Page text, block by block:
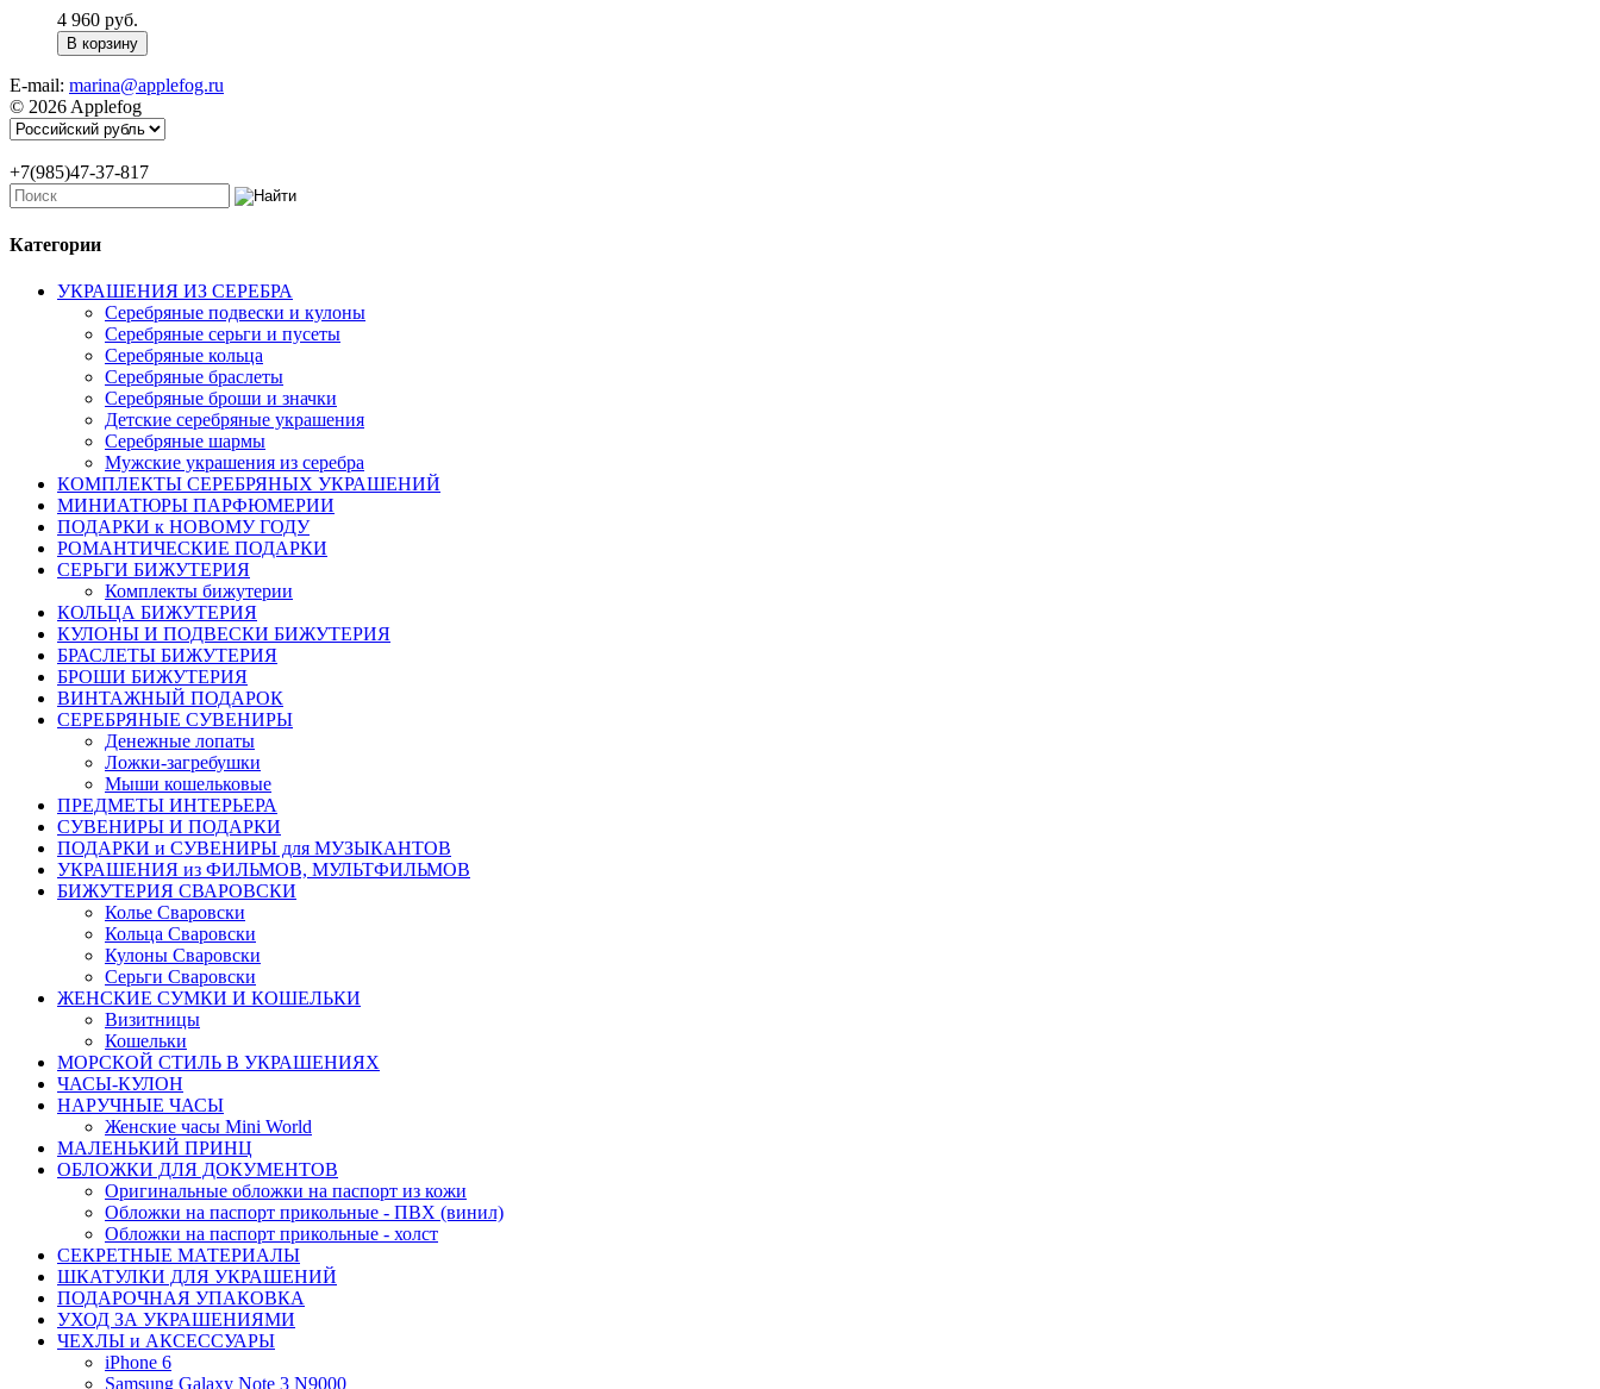
4 960 руб.
E-mail: marina@applefog.ru
© 2026 Applefog
+7(985)47-37-817
Категории
УКРАШЕНИЯ ИЗ СЕРЕБРА
Серебряные подвески и кулоны
Серебряные серьги и пусеты
Серебряные кольца
Серебряные браслеты
Серебряные броши и значки
Детские серебряные украшения
Серебряные шармы
Мужские украшения из серебра
КОМПЛЕКТЫ СЕРЕБРЯНЫХ УКРАШЕНИЙ
МИНИАТЮРЫ ПАРФЮМЕРИИ
ПОДАРКИ к НОВОМУ ГОДУ
РОМАНТИЧЕСКИЕ ПОДАРКИ
СЕРЬГИ БИЖУТЕРИЯ
Комплекты бижутерии
КОЛЬЦА БИЖУТЕРИЯ
КУЛОНЫ И ПОДВЕСКИ БИЖУТЕРИЯ
БРАСЛЕТЫ БИЖУТЕРИЯ
БРОШИ БИЖУТЕРИЯ
ВИНТАЖНЫЙ ПОДАРОК
СЕРЕБРЯНЫЕ СУВЕНИРЫ
Денежные лопаты
Ложки-загребушки
Мыши кошельковые
ПРЕДМЕТЫ ИНТЕРЬЕРА
СУВЕНИРЫ И ПОДАРКИ
ПОДАРКИ и СУВЕНИРЫ для МУЗЫКАНТОВ
УКРАШЕНИЯ из ФИЛЬМОВ, МУЛЬТФИЛЬМОВ
БИЖУТЕРИЯ СВАРОВСКИ
Колье Сваровски
Кольца Сваровски
Кулоны Сваровски
Серьги Сваровски
ЖЕНСКИЕ СУМКИ И КОШЕЛЬКИ
Визитницы
Кошельки
МОРСКОЙ СТИЛЬ В УКРАШЕНИЯХ
ЧАСЫ-КУЛОН
НАРУЧНЫЕ ЧАСЫ
Женские часы Mini World
МАЛЕНЬКИЙ ПРИНЦ
ОБЛОЖКИ ДЛЯ ДОКУМЕНТОВ
Оригинальные обложки на паспорт из кожи
Обложки на паспорт прикольные - ПВХ (винил)
Обложки на паспорт прикольные - холст
СЕКРЕТНЫЕ МАТЕРИАЛЫ
ШКАТУЛКИ ДЛЯ УКРАШЕНИЙ
ПОДАРОЧНАЯ УПАКОВКА
УХОД ЗА УКРАШЕНИЯМИ
ЧEХЛЫ и АКСЕССУАРЫ
iPhone 6
Samsung Galaxy Note 3 N9000